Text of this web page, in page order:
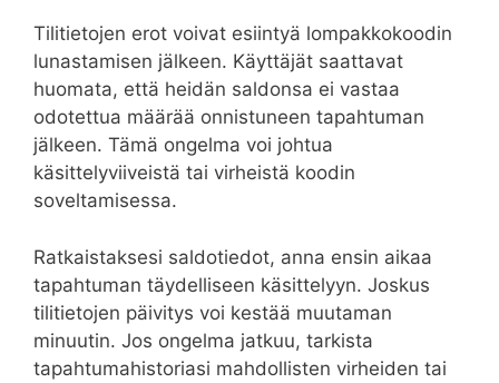
Tilitietojen erot voivat esiintyä lompakkokoodin
lunastamisen jälkeen. Käyttäjät saattavat
huomata, että heidän saldonsa ei vastaa
odotettua määrää onnistuneen tapahtuman
jälkeen. Tämä ongelma voi johtua
käsittelyviiveistä tai virheistä koodin
soveltamisessa.
Ratkaistaksesi saldotiedot, anna ensin aikaa
tapahtuman täydelliseen käsittelyyn. Joskus
tilitietojen päivitys voi kestää muutaman
minuutin. Jos ongelma jatkuu, tarkista
tapahtumahistoriasi mahdollisten virheiden tai